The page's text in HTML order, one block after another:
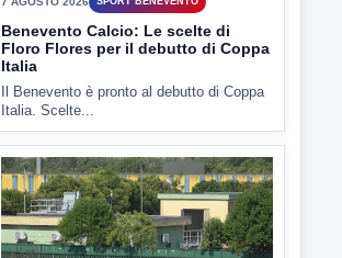
7 AGOSTO 2026 ATTUALITÀ
Nessuna nuova moria di pesci e nessuna
criticità igienico-sanitaria nel...